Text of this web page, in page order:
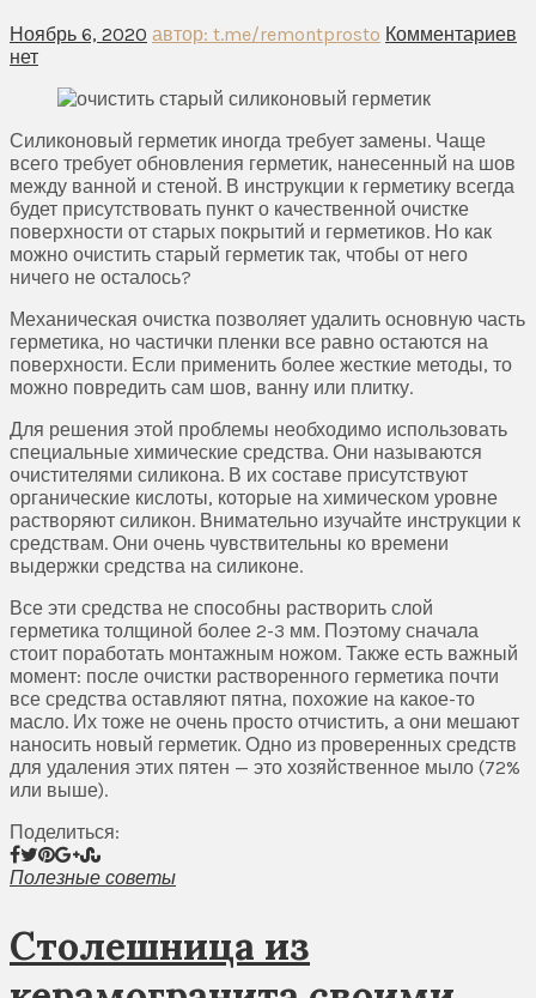
Ноябрь 6, 2020 автор: t.me/remontprosto Комментариев
нет
Силиконовый герметик иногда требует замены. Чаще
всего требует обновления герметик, нанесенный на шов
между ванной и стеной. В инструкции к герметику всегда
будет присутствовать пункт о качественной очистке
поверхности от старых покрытий и герметиков. Но как
можно очистить старый герметик так, чтобы от него
ничего не осталось?
Механическая очистка позволяет удалить основную часть
герметика, но частички пленки все равно остаются на
поверхности. Если применить более жесткие методы, то
можно повредить сам шов, ванну или плитку.
Для решения этой проблемы необходимо использовать
специальные химические средства. Они называются
очистителями силикона. В их составе присутствуют
органические кислоты, которые на химическом уровне
растворяют силикон. Внимательно изучайте инструкции к
средствам. Они очень чувствительны ко времени
выдержки средства на силиконе.
Все эти средства не способны растворить слой
герметика толщиной более 2-3 мм. Поэтому сначала
стоит поработать монтажным ножом. Также есть важный
момент: после очистки растворенного герметика почти
все средства оставляют пятна, похожие на какое-то
масло. Их тоже не очень просто отчистить, а они мешают
наносить новый герметик. Одно из проверенных средств
для удаления этих пятен — это хозяйственное мыло (72%
или выше).
Поделиться:
Полезные советы
Столешница из